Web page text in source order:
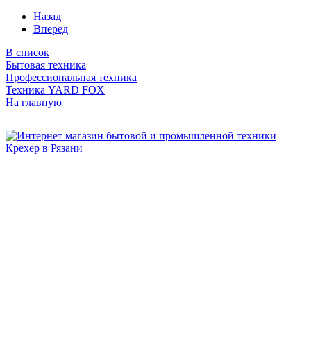
Назад
Вперед
В список
Бытовая техника
Профессиональная техника
Техника YARD FOX
На главную